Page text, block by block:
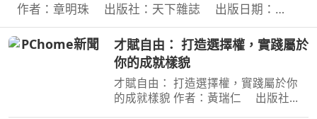
作者：章明珠 出版社：天下雜誌 出版日期：
2026-08-04 00:00:00 定期健檢正常，為何仍得胰臟
癌？ 台大權威醫師25年篩檢實證， 鎖定胰臟癌關鍵1
才賦自由： 打造選擇權，實踐屬於
你的成就樣貌
才賦自由： 打造選擇權，實踐屬於你
的成就樣貌 作者：黃瑞仁 出版社：